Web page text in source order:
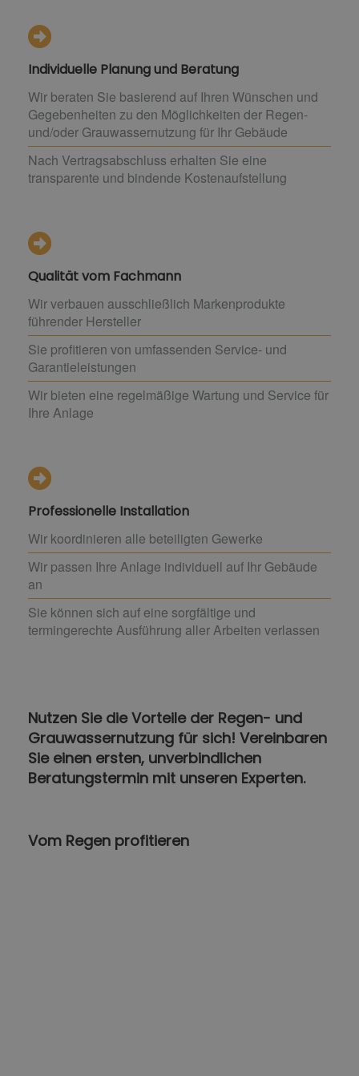
Individuelle Planung und Beratung
Wir beraten Sie basierend auf Ihren Wünschen und
Gegebenheiten zu den Möglichkeiten der Regen-
und/oder Grauwassernutzung für Ihr Gebäude
Nach Vertragsabschluss erhalten Sie eine
transparente und bindende Kostenaufstellung
Qualität vom Fachmann
Wir verbauen ausschließlich Markenprodukte
führender Hersteller
Sie profitieren von umfassenden Service- und
Garantieleistungen
Wir bieten eine regelmäßige Wartung und Service für
Ihre Anlage
Professionelle Installation
Wir koordinieren alle beteiligten Gewerke
Wir passen Ihre Anlage individuell auf Ihr Gebäude
an
Sie können sich auf eine sorgfältige und
termingerechte Ausführung aller Arbeiten verlassen
Nutzen Sie die Vorteile der Regen- und
Grauwassernutzung für sich! Vereinbaren
Sie einen ersten, unverbindlichen
Beratungstermin mit unseren Experten.
Vom Regen profitieren